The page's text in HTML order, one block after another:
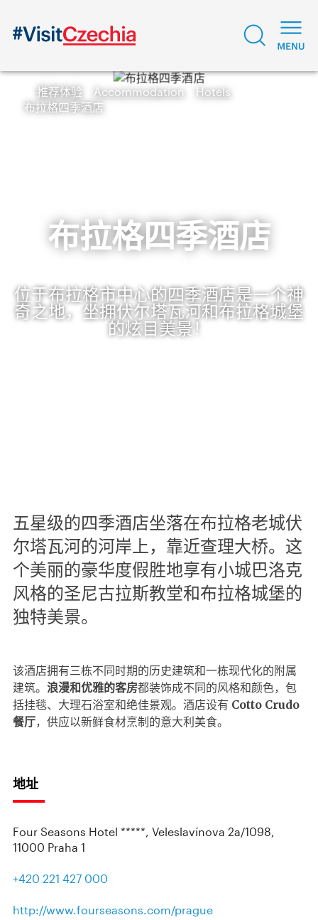
推荐体验 Accommodation
Hotels
布拉格四季酒店
布拉格四季酒店
位于布拉格市中心的四季酒店是一个神
奇之地，坐拥伏尔塔瓦河和布拉格城堡
的炫目美景！
五星级的四季酒店坐落在布拉格老城伏
尔塔瓦河的河岸上，靠近查理大桥。这
个美丽的豪华度假胜地享有小城巴洛克
风格的圣尼古拉斯教堂和布拉格城堡的
独特美景。
该酒店拥有三栋不同时期的历史建筑和一栋现代化的附属
建筑。 浪漫和优雅的客房都装饰成不同的风格和颜色，包
括挂毯、大理石浴室和绝佳景观。酒店设有 Cotto Crudo
餐厅，供应以新鲜食材烹制的意大利美食。
地址
Four Seasons Hotel *****, Veleslavínova 2a/1098,
11000 Praha 1
+420 221 427 000
http://www.fourseasons.com/prague